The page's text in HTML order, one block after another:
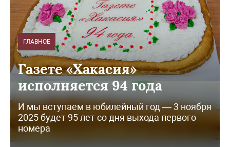
ГЛАВНОЕ
Газете «Хакасия»
исполняется 94 года
И мы вступаем в юбилейный год — 3 ноября
2025 будет 95 лет со дня выхода первого
номера